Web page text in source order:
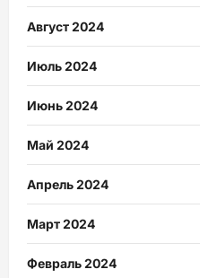
Август 2024
Июль 2024
Июнь 2024
Май 2024
Апрель 2024
Март 2024
Февраль 2024